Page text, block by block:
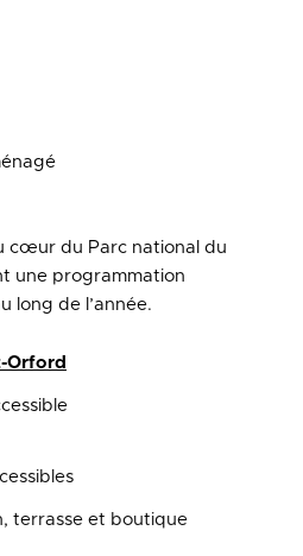
cœur du Parc national du
une programmation
long de l’année.
Orford
terrasse et boutique